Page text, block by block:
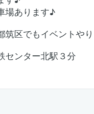
場あります♪
区でもイベントや
センター北駅３分